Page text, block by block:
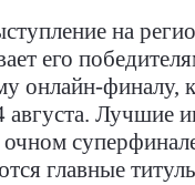
на
его
онлайн-финалу,
августа. Лучшие
очном
главные